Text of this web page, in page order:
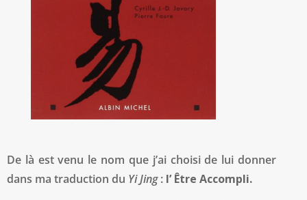
De là est venu le nom que j’ai choisi de lui donner
dans ma traduction du Yi Jing: l’ Être Accompli.